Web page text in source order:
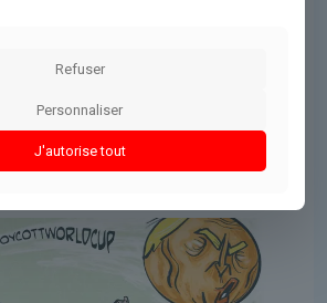
la Coupe du
Refuser
Personnaliser
J'autorise tout